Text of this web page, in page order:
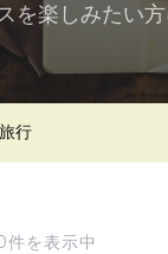
を楽しみたい
行
を表示中